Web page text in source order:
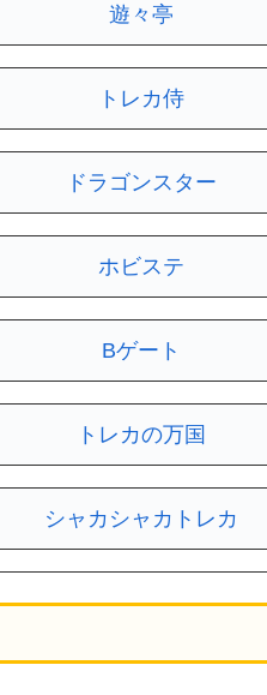
遊々亭
トレカ侍
ドラゴンスター
ホビステ
Bゲート
トレカの万国
シャカシャカトレカ